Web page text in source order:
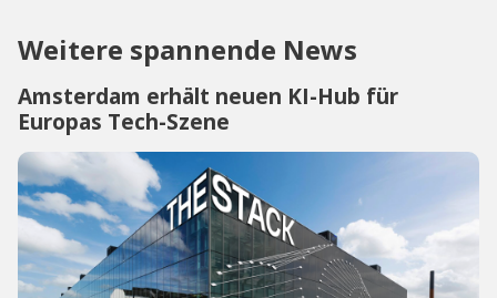
Weitere spannende News
Amsterdam erhält neuen KI-Hub für
Europas Tech-Szene